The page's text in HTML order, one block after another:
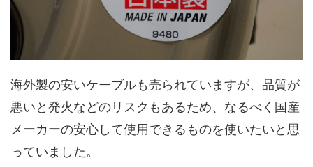
海外製の安いケーブルも売られていますが、品質が
悪いと発火などのリスクもあるため、なるべく国産
メーカーの安心して使用できるものを使いたいと思
っていました。